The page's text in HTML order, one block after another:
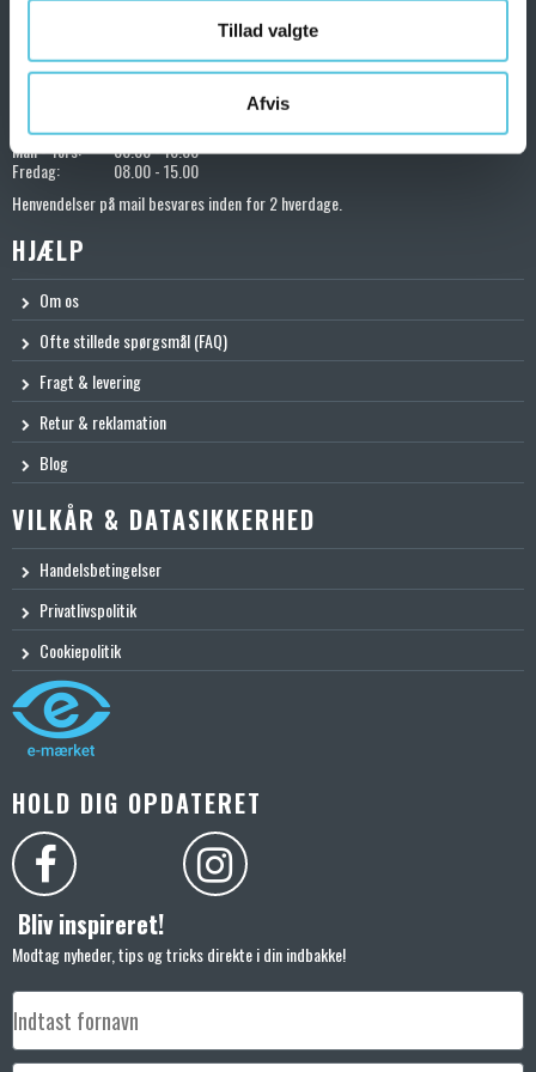
Tillad valgte
Afvis
72200401
Kundeservice:
Man - Tors:
08.00 - 16.00
Fredag:
08.00 - 15.00
Henvendelser på mail besvares inden for 2 hverdage.
HJÆLP
Om os
Ofte stillede spørgsmål (FAQ)
Fragt & levering
Retur & reklamation
Blog
VILKÅR & DATASIKKERHED
Handelsbetingelser
Privatlivspolitik
Cookiepolitik
HOLD DIG OPDATERET
Bliv inspireret!
Modtag nyheder, tips og tricks direkte i din indbakke!